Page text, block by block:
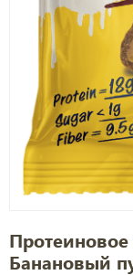
Протеиновое
Банановый